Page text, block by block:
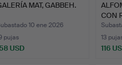
MAT, GABBEH.
10 ene 2026
pujas
USD
CON
H…
13
116